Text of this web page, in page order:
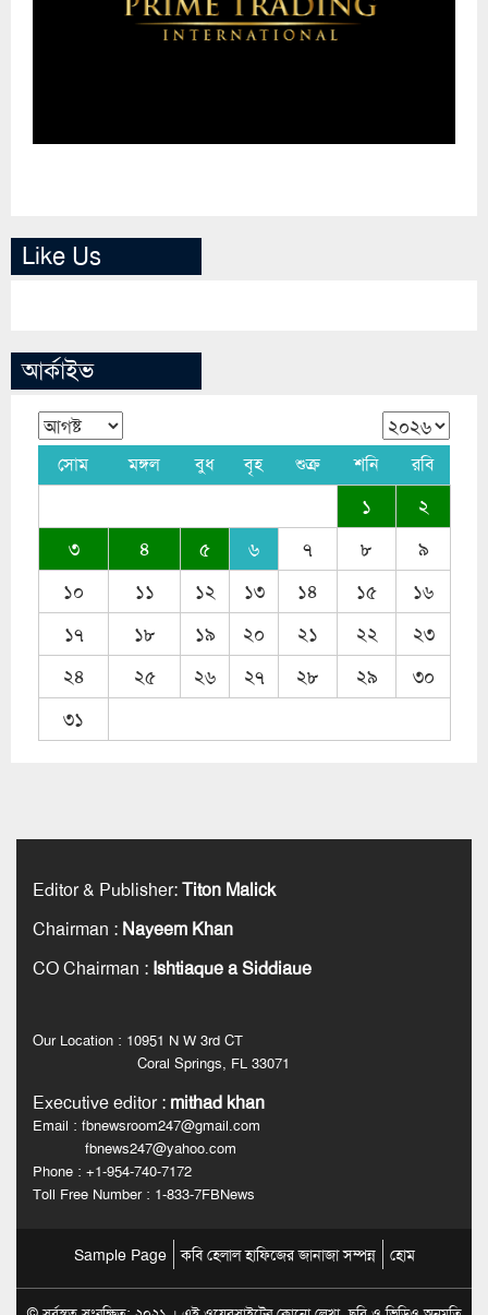
Like Us
আর্কাইভ
সোম মঙ্গল বুধ বৃহ শুক্র শনি রবি
১
২
৩
৪ ৫ ৬ ৭ ৮
৯
১০
১১ ১২ ১৩ ১৪ ১৫
১৬
১৭
১৮ ১৯ ২০ ২১ ২২
২৩
২৪
২৫ ২৬ ২৭ ২৮ ২৯
৩০
৩১
Editor & Publisher:Titon Malick
Chairman : Nayeem Khan
CO Chairman : Ishtiaque a Siddiaue
Our Location : 10951 N W 3rd CT
Coral Springs, FL 33071
Executive editor: mithad khan
Email : fbnewsroom247@gmail.com
fbnews247@yahoo.com
Phone : +1-954-740-7172
Toll Free Number : 1-833-7FBNews
Sample Page কবি হেলাল হাফিজের জানাজা সম্পন্ন হোম